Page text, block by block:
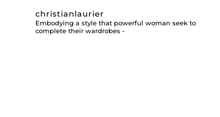
christianlaurier
Embodying a style that powerful woman seek to
complete their wardrobes -